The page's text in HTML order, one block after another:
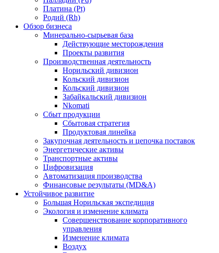
Платина (Pt)
Родий (Rh)
Обзор бизнеса
Минерально-сырьевая база
Действующие месторождения
Проекты развития
Производственная деятельность
Норильский дивизион
Кольский дивизион
Кольский дивизион
Забайкальский дивизион
Nkomati
Сбыт продукции
Сбытовая стратегия
Продуктовая линейка
Закупочная деятельность и цепочка поставок
Энергетические активы
Транспортные активы
Цифровизация
Автоматизация производства
Финансовые результаты (MD&A)
Устойчивое развитие
Большая Норильская экспедиция
Экология и изменение климата
Совершенствование корпоративного
управления
Изменение климата
Воздух